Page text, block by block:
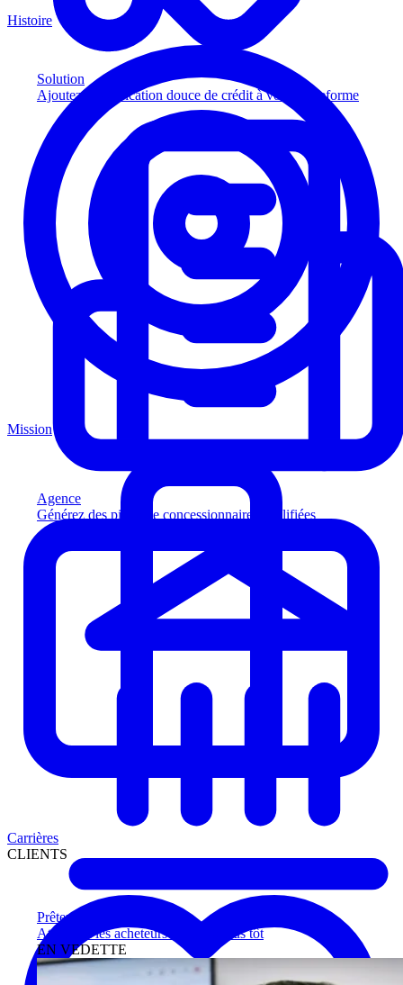
Solution
Ajoutez la vérification douce de crédit à votre plateforme
Agence
Générez des pistes de concessionnaires qualifiées
Prêteurs
Atteignez les acheteurs qualifiés plus tôt
EN VEDETTE
Histoire
Mission
Carrières
CLIENTS